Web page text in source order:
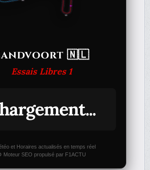
🇳🇱
Essais Libres 1
et Horaires actualisés en temps réel
Moteur SEO propulsé par F1ACTU